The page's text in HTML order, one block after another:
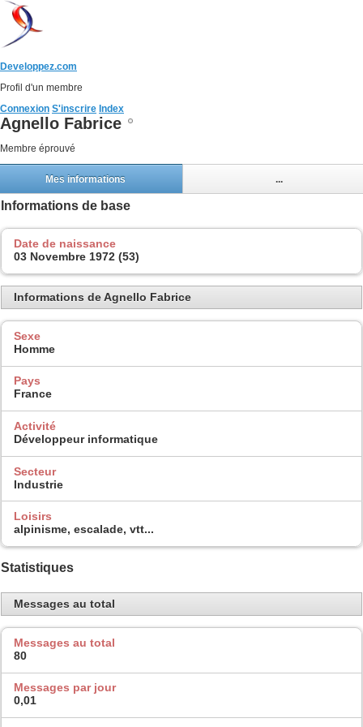
Developpez.com
Profil d'un membre
Connexion S'inscrire Index
Agnello Fabrice
Membre éprouvé
Mes informations ...
Informations de base
Date de naissance
03 Novembre 1972 (53)
Informations de Agnello Fabrice
Sexe
Homme
Pays
France
Activité
Développeur informatique
Secteur
Industrie
Loisirs
alpinisme, escalade, vtt...
Statistiques
Messages au total
Messages au total
80
Messages par jour
0,01